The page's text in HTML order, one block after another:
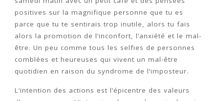
positives sur la magnifique personne que tu es
parce que tu te sentirais trop inutile, alors tu fais
alors la promotion de l’inconfort, l’anxiété et le mal-
être. Un peu comme tous les selfies de personnes
comblées et heureuses qui vivent un mal-être
quotidien en raison du syndrome de l’imposteur.
L’intention des actions est l’épicentre des valeurs